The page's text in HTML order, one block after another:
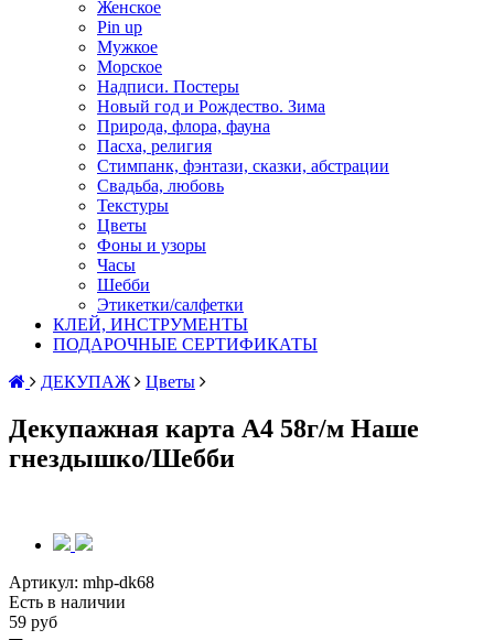
Женское
Pin up
Мужкое
Морское
Надписи. Постеры
Новый год и Рождество. Зима
Природа, флора, фауна
Пасха, религия
Стимпанк, фэнтази, сказки, абстрации
Свадьба, любовь
Текстуры
Цветы
Фоны и узоры
Часы
Шебби
Этикетки/салфетки
КЛЕЙ, ИНСТРУМЕНТЫ
ПОДАРОЧНЫЕ СЕРТИФИКАТЫ
ДЕКУПАЖ
Цветы
Декупажная карта А4 58г/м Наше
гнездышко/Шебби
Артикул: mhp-dk68
Есть в наличии
59 руб